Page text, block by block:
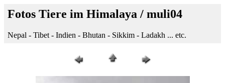
Fotos Tiere im Himalaya / muli04
Nepal - Tibet - Indien - Bhutan - Sikkim - Ladakh ... etc.